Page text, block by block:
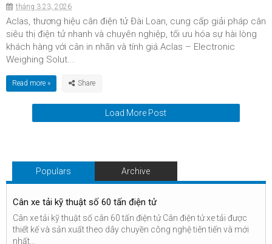
tháng 3 23, 2026
Aclas, thương hiệu cân điện tử Đài Loan, cung cấp giải pháp cân
siêu thị điện tử nhanh và chuyên nghiệp, tối ưu hóa sự hài lòng
khách hàng với cân in nhãn và tính giá.Aclas – Electronic
Weighing Solut...
Read more »
Load More Post
Populars Archive
Cân xe tải kỹ thuật số 60 tấn điện tử
Cân xe tải kỹ thuật số cân 60 tấn điện tử Cân điện tử xe tải được
thiết kế và sản xuất theo dây chuyền công nghệ tiên tiến và mới
nhất...